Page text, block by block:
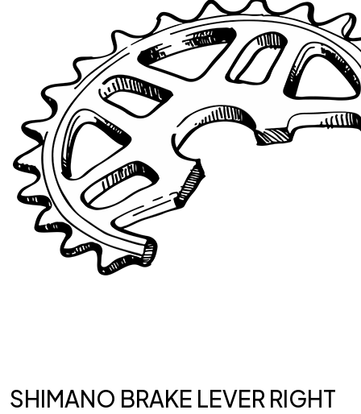
SHIMANO BRAKE LEVER RIGHT